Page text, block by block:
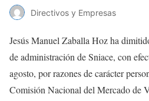
Directivos y Empresas
Jesús Manuel Zaballa Hoz ha
de administración de Sniace, con
agosto, por razones de carácter
Comisión Nacional del Mercado de